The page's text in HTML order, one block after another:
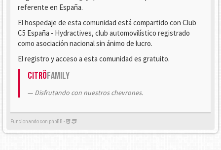
referente en España.
El hospedaje de esta comunidad está compartido con Club
C5 España - Hydractives, club automovilístico registrado
como asociación nacional sin ánimo de lucro.
El registro y acceso a esta comunidad es gratuito.
CitröFamily
Disfrutando con nuestros chevrones.
Funcionando con phpBB -